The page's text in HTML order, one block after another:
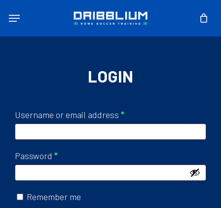
content
Menu
LOGIN
Username or email address *Required
Password *Required
Remember me